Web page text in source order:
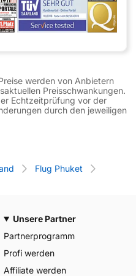
werden von Anbietern
Preisschwankungen.
Echtzeitprüfung vor der
durch den jeweiligen
Flug Phuket
Unsere Partner
Partnerprogramm
Profi werden
Affiliate werden